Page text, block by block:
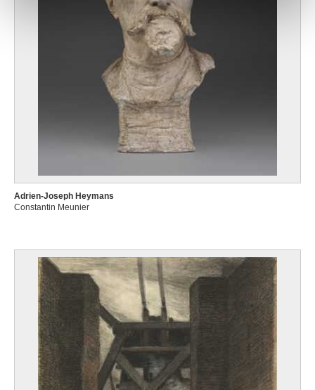
Adrien-Joseph Heymans
Constantin Meunier